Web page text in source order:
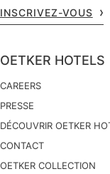
INSCRIVEZ-VOUS
OETKER HOTELS
CAREERS
PRESSE
DÉCOUVRIR OETKER
CONTACT
OETKER COLLECTION